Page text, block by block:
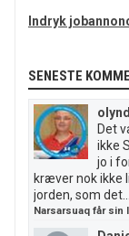
Indryk
SENESTE
Det
ikke
jo i
kræver nok ikke
jorden, som det...
Narsarsuaq får sin